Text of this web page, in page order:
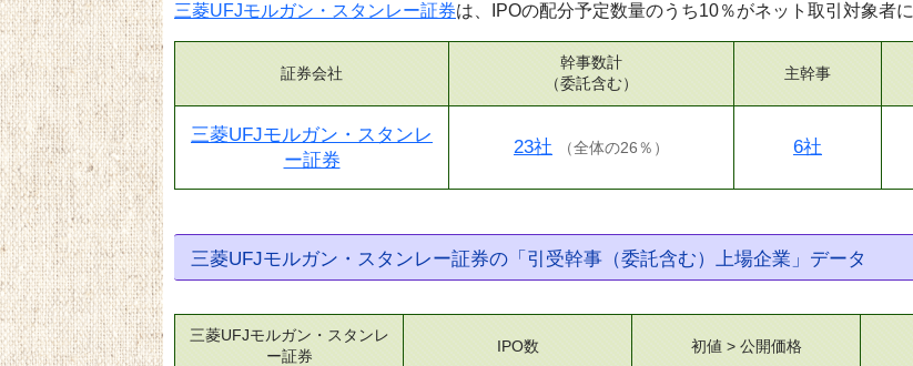
三菱UFJモルガン・スタンレー証券は、IPOの配分予定数量のうち10％がネット取引対象者に
証券会社
三菱UFJモルガン・スタンレ
ー証券
幹事数計
（委託含む）
23社 （全体の26％ ）
主幹事
6社
三菱UFJモルガン・スタンレー証券の「引受幹事（委託含む）上場企業」データ
三菱UFJモルガン・スタンレ
ー証券
IPO数 初値 > 公開価格